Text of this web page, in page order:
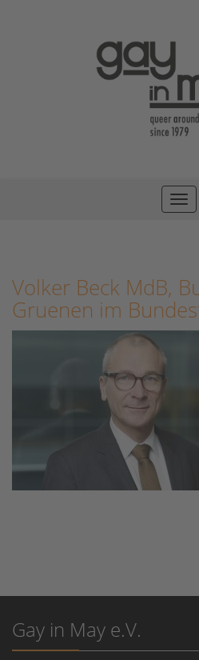
Volker Beck MdB,
Gruenen im
Gay in May e.V.